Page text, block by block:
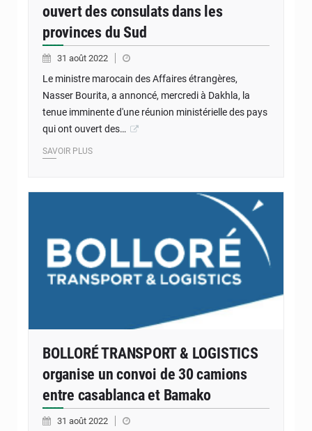
ouvert des consulats dans les
provinces du Sud
31 août 2022
Le ministre marocain des Affaires étrangères,
Nasser Bourita, a annoncé, mercredi à Dakhla, la
tenue imminente d'une réunion ministérielle des pays
qui ont ouvert des…
SAVOIR PLUS
BOLLORÉ TRANSPORT & LOGISTICS
organise un convoi de 30 camions
entre casablanca et Bamako
31 août 2022